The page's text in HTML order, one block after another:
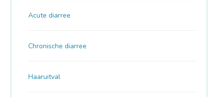
Acute diarree
Chronische diarree
Haaruitval